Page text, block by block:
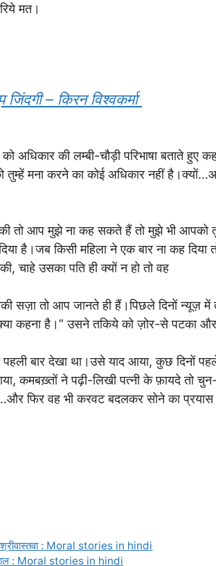
मत।
– किरन विश्वकर्मा
अधिकार की लम्बी-चौड़ी परिभाषा बताते हुए
तुम्हें मना करने का कोई अधिकार नहीं
की तो आप मुझे ना कह सकते हैं तो मुझे भी
है।जब किसी महिला ने एक बार ना कह
चाहे उसका पति ही क्यों न हो तो वह
सज़ा तो आप जानते ही हैं।पिछले दिनों न्यूज़
कहना है।” उसने तकिये को ज़ोर-से पटका और
बार देखा था।उसे याद आया, कुछ दिनों
कमबख़्तों ने पढ़ी-लिखी पत्नी के फ़ायदे तो
फिर वह भी करवट बदलकर सोने का प्रयास
: Moral stories in hindi
: Moral stories in hindi